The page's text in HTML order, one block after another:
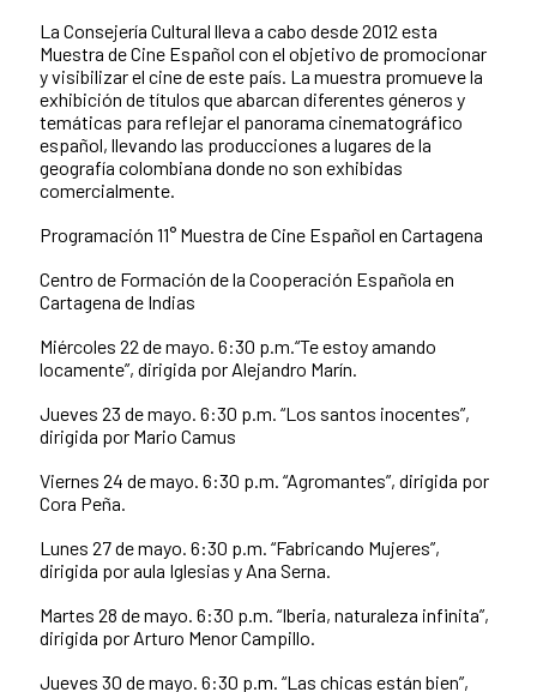
La Consejería Cultural lleva a cabo desde 2012 esta
Muestra de Cine Español con el objetivo de promocionar
y visibilizar el cine de este país. La muestra promueve la
exhibición de títulos que abarcan diferentes géneros y
temáticas para reflejar el panorama cinematográfico
español, llevando las producciones a lugares de la
geografía colombiana donde no son exhibidas
comercialmente.
Programación 11° Muestra de Cine Español en Cartagena
Centro de Formación de la Cooperación Española en
Cartagena de Indias
Miércoles 22 de mayo. 6:30 p.m.“Te estoy amando
locamente”, dirigida por Alejandro Marín.
Jueves 23 de mayo. 6:30 p.m. “Los santos inocentes”,
dirigida por Mario Camus
Viernes 24 de mayo. 6:30 p.m. “Agromantes”, dirigida por
Cora Peña.
Lunes 27 de mayo. 6:30 p.m. “Fabricando Mujeres”,
dirigida por aula Iglesias y Ana Serna.
Martes 28 de mayo. 6:30 p.m. “Iberia, naturaleza infinita”,
dirigida por Arturo Menor Campillo.
Jueves 30 de mayo. 6:30 p.m. “Las chicas están bien”,